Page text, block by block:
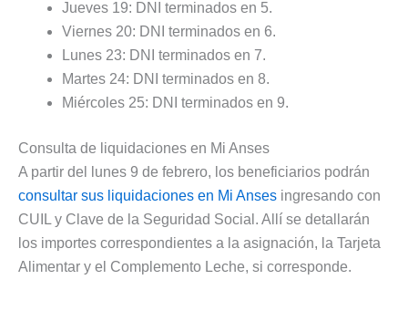
Jueves 19: DNI terminados en 5.
Viernes 20: DNI terminados en 6.
Lunes 23: DNI terminados en 7.
Martes 24: DNI terminados en 8.
Miércoles 25: DNI terminados en 9.
Consulta de liquidaciones en Mi Anses
A partir del lunes 9 de febrero, los beneficiarios podrán
consultar sus liquidaciones en Mi Anses ingresando con
CUIL y Clave de la Seguridad Social. Allí se detallarán
los importes correspondientes a la asignación, la Tarjeta
Alimentar y el Complemento Leche, si corresponde.